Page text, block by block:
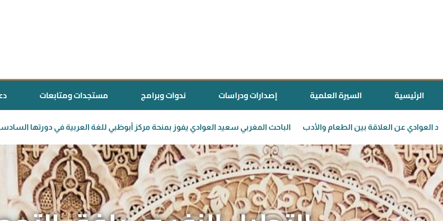
مستجدات ومتابعات ندوات وبرامج إصدارات ودراسات السيرة العلمية الرئيسية
الباحث المغربي سعيد العوادي يفوز بمنحة مركز أبوظبي للغة العربية الدكتور سعيد العوادي عن العلاقة بين الطعام والأدب